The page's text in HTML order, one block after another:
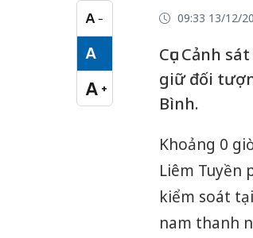
A −
Cỡ chữ nhỏ
A
Cỡ chữ vừa
A +
Cỡ chữ lớn
09:33 13/12/
Cục Cảnh
giữ đối
Bình.
Khoảng 0
Liêm Tuyền
kiểm soát
nam thanh